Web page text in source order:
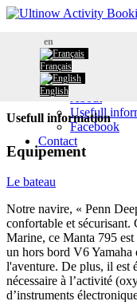
en
Français
English
Home
Booking
Calendar
Information
Usefull
Facebook
Contact
Home/
Usefull information
Usefull information
Equipement
Le bateau
Notre navire, « Penn
confortable et sécurisant.
Marine, ce Manta 795
un hors bord V6
l'aventure. De plus, il est
nécessaire à l’activité
d’instruments